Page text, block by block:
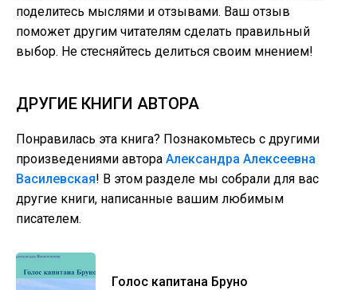
поделитесь мыслями и отзывами. Ваш отзыв
поможет другим читателям сделать правильный
выбор. Не стесняйтесь делиться своим мнением!
ДРУГИЕ КНИГИ АВТОРА
Понравилась эта книга? Познакомьтесь с другими
произведениями автора Александра Алексеевна
Василевская! В этом разделе мы собрали для вас
другие книги, написанные вашим любимым
писателем.
Голос капитана Бруно